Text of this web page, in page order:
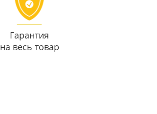
Гарантия
на весь товар